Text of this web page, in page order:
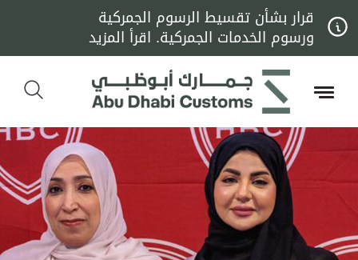
قرار بشأن تقسيط الرسوم الجمركية
ورسوم الخدمات الجمركية. اقرأ المزيد